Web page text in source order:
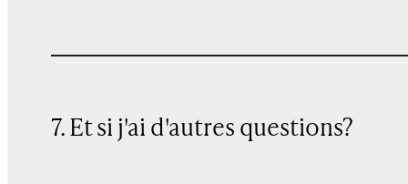
7. Et si j'ai d'autres questions?